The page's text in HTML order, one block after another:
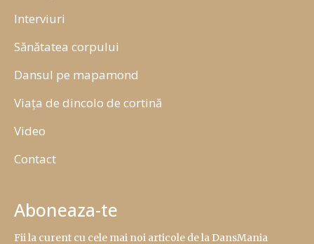
Interviuri
Sănătatea corpului
Dansul pe mapamond
Viața de dincolo de cortină
Video
Contact
Aboneaza-te
Fii la curent cu cele mai noi articole de la DansMania